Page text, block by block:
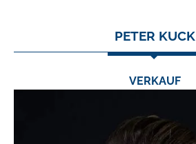
PETER KUCK
VERKAUF